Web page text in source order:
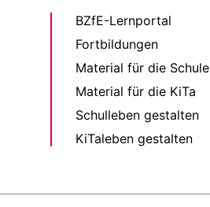
BZfE-Lernportal
Fortbildungen
Material für die Schule
Material für die KiTa
Schulleben gestalten
KiTaleben gestalten